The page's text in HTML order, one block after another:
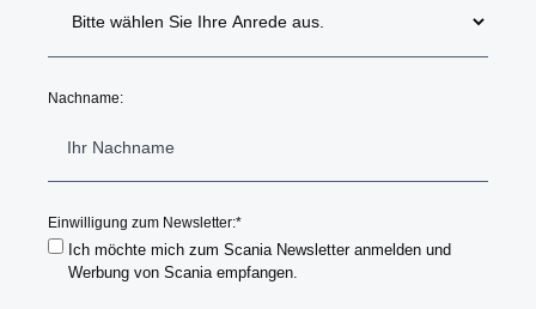
Nachname:
*
Einwilligung zum Newsletter:
Ich möchte mich zum Scania Newsletter anmelden und
Werbung von Scania empfangen.